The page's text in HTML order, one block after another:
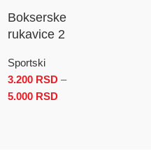
5.000 RSD
od 2.500 RSD
Bokserske
rukavice 2
Sportski
3.200 RSD –
5.000 RSD